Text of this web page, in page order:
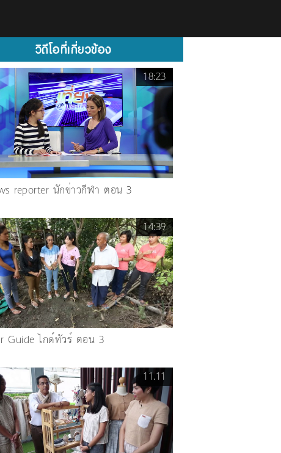
วิดีโอที่เกี่ยวข้อง
18:23
reporter นักข่าวกีฬา ตอน 3
14:39
Guide ไกด์ทัวร์ ตอน 3
11.11